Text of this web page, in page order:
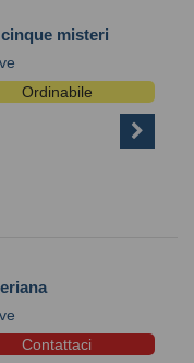
misteri
Ordinabile
Contattaci